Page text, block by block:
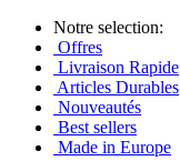
Notre selection:
Offres
Livraison Rapide
Articles Durables
Nouveautés
Best sellers
Made in Europe